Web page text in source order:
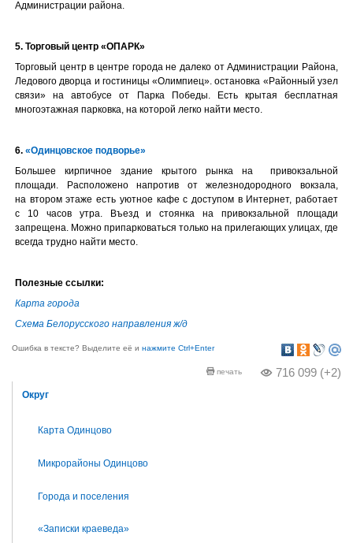
Администрации района.
5. Торговый центр «ОПАРК»
Торговый центр в центре города не далеко от Администрации Района,
Ледового дворца и гостиницы «Олимпиец». остановка «Районный узел
связи» на автобусе от Парка Победы. Есть крытая бесплатная
многоэтажная парковка, на которой легко найти место.
6. «Одинцовское подворье»
Большее кирпичное здание крытого рынка на привокзальной
площади. Расположено напротив от железнодородного вокзала,
на втором этаже есть уютное кафе с доступом в Интернет, работает
с 10 часов утра. Въезд и стоянка на привокзальной площади
запрещена. Можно припарковаться только на прилегающих улицах, где
всегда трудно найти место.
Полезные ссылки:
Карта города
Схема Белорусского направления ж/д
Ошибка в тексте? Выделите её и нажмите Ctrl+Enter
716 099 (+2)
печать
Округ
Карта Одинцово
Микрорайоны Одинцово
Города и поселения
«Записки краеведа»